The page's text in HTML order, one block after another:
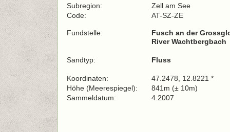
Subregion:
Zell am See
Code:
AT-SZ-ZE
Fundstelle:
Fusch an der
River Wachtbergbach
Sandtyp: Fluss
Koordinaten:
47.2478, 12.8221 *
Höhe (Meerespiegel):
841m (± 10m)
Sammeldatum:
4.2007